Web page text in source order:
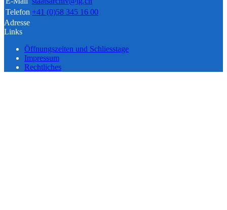
Telefon +41 (0)58 345 16 00
Adresse
Links
Öffnungszeiten und Schliesstage
Impressum
Rechtliches